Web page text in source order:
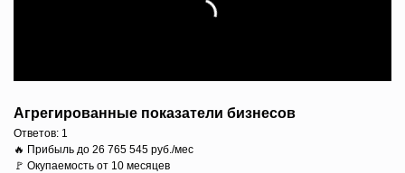
Агрегированные показатели бизнесов
Ответов: 1
🔥 Прибыль до 26 765 545 руб./мес
🚩 Окупаемость от 10 месяцев